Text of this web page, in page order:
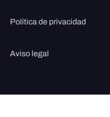
Política de privacidad
Aviso legal